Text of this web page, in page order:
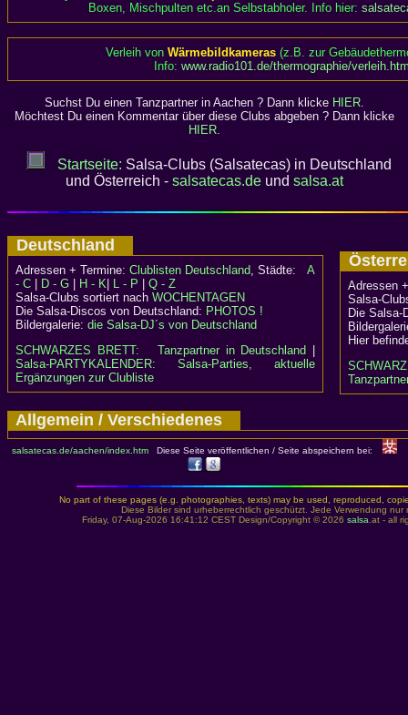
Boxen, Mischpulten etc.an Selbstabholer. Info hier:
Verleih von Wärmebildkameras(z.B. zur
Info: www.radio101.de/thermographie/
Suchst Du einen Tanzpartner in Aachen ? Dann klicke HIER.
Möchtest Du einen Kommentar über diese Clubs abgeben ? Dann klicke
HIER.
Startseite: Salsa-Clubs (Salsatecas) in Deutschland
und Österreich - salsatecas.deund salsa.at
Deutschland
Adressen + Termine: Clublisten Deutschland, Städte: A
- C
D - G H - K L - P
Q - Z
Salsa-Clubs sortiert nach WOCHENTAGEN
Die Salsa-Discos von Deutschland: PHOTOS !
Bildergalerie: die Salsa-DJ´s von Deutschland
SCHWARZES BRETT:
Tanzpartner in Deutschland
Salsa-PARTYKALENDER: Salsa-Parties, aktuelle
Ergänzungen zur Clubliste
Adressen
Salsa-
Die
Hier
Allgemein / Verschiedenes
salsatecas.de/aachen/index.htmDiese Seite veröffentlichen / Seite abspeichern bei:
No part of these pages (e.g. photographies, texts) may be used, reproduced,
Diese Bilder sind urheberrechtlich geschützt. Jede Verwendung
Friday, 07-Aug-2026 16:41:12 CEST Design/Copyright © 2026 salsa .at - all